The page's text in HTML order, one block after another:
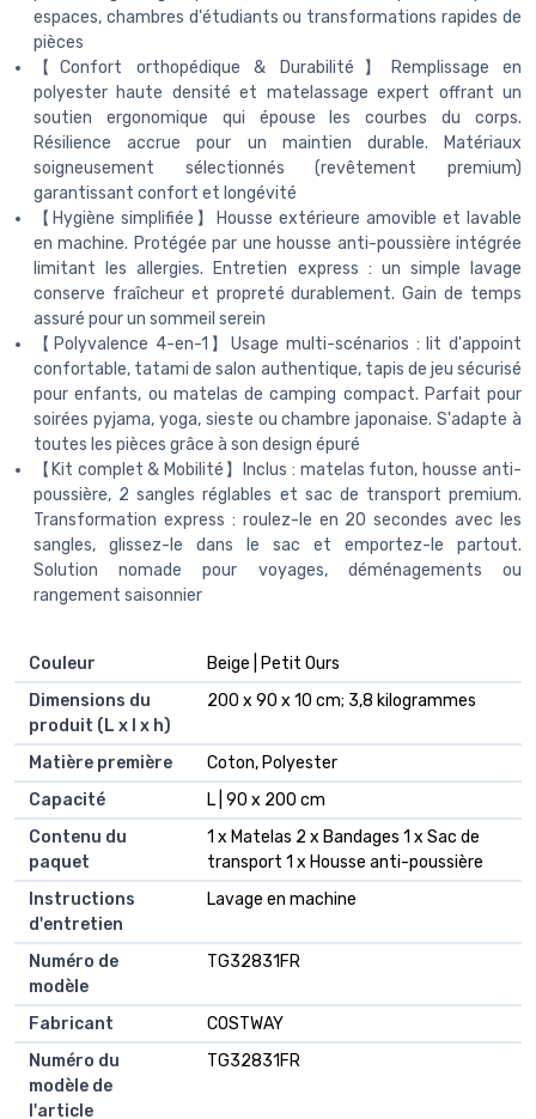
espaces, chambres d'étudiants ou transformations rapides de
pièces
【Confort orthopédique & Durabilité】Remplissage en
polyester haute densité et matelassage expert offrant un
soutien ergonomique qui épouse les courbes du corps.
Résilience accrue pour un maintien durable. Matériaux
soigneusement sélectionnés (revêtement premium)
garantissant confort et longévité
【Hygiène simplifiée】Housse extérieure amovible et lavable
en machine. Protégée par une housse anti-poussière intégrée
limitant les allergies. Entretien express : un simple lavage
conserve fraîcheur et propreté durablement. Gain de temps
assuré pour un sommeil serein
【Polyvalence 4-en-1】Usage multi-scénarios : lit d'appoint
confortable, tatami de salon authentique, tapis de jeu sécurisé
pour enfants, ou matelas de camping compact. Parfait pour
soirées pyjama, yoga, sieste ou chambre japonaise. S'adapte à
toutes les pièces grâce à son design épuré
【Kit complet & Mobilité】Inclus : matelas futon, housse anti-
poussière, 2 sangles réglables et sac de transport premium.
Transformation express : roulez-le en 20 secondes avec les
sangles, glissez-le dans le sac et emportez-le partout.
Solution nomade pour voyages, déménagements ou
rangement saisonnier
Couleur
‎Beige | Petit Ours
Dimensions du
produit (L x l x h)
‎200 x 90 x 10 cm; 3,8 kilogrammes
Matière première
‎Coton, Polyester
Capacité
‎L | 90 x 200 cm
Contenu du
paquet
‎1 x Matelas 2 x Bandages 1 x Sac de
transport 1 x Housse anti-poussière
Instructions
d'entretien
‎Lavage en machine
Numéro de
modèle
‎TG32831FR
Fabricant
‎COSTWAY
Numéro du
modèle de
l'article
‎TG32831FR